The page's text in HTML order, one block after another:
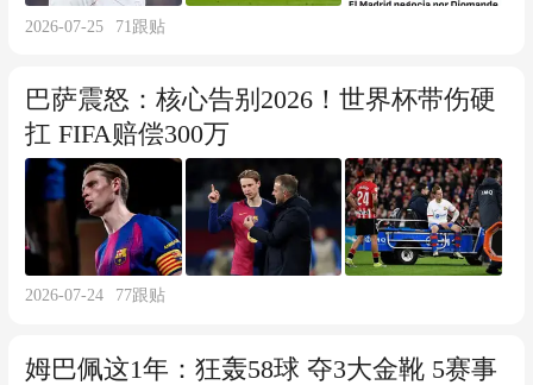
2026-07-25 71跟贴
巴萨震怒：核心告别2026！世界杯带伤硬
扛 FIFA赔偿300万
2026-07-24 77跟贴
姆巴佩这1年：狂轰58球 夺3大金靴 5赛事